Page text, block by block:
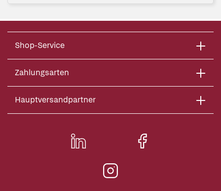
Shop-Service
Zahlungsarten
Hauptversandpartner